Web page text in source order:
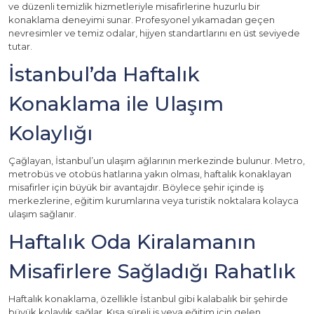
ve düzenli temizlik hizmetleriyle misafirlerine huzurlu bir
konaklama deneyimi sunar. Profesyonel yıkamadan geçen
nevresimler ve temiz odalar, hijyen standartlarını en üst seviyede
tutar.
İstanbul’da Haftalık
Konaklama ile Ulaşım
Kolaylığı
Çağlayan, İstanbul’un ulaşım ağlarının merkezinde bulunur. Metro,
metrobüs ve otobüs hatlarına yakın olması, haftalık konaklayan
misafirler için büyük bir avantajdır. Böylece şehir içinde iş
merkezlerine, eğitim kurumlarına veya turistik noktalara kolayca
ulaşım sağlanır.
Haftalık Oda Kiralamanın
Misafirlere Sağladığı Rahatlık
Haftalık konaklama, özellikle İstanbul gibi kalabalık bir şehirde